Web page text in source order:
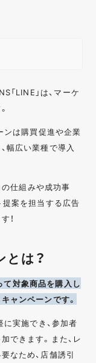
LINE」は、マーケ
は購買促進や企業
幅広い業種で導入
の仕組みや成功事
提案を担当する広告
！
は？
対象商品を購入し
ャンペーンです。
実施でき、参加者
できます。また、レ
なため、店舗誘引